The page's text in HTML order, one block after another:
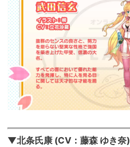
▼北条氏康 (CV：藤森 ゆき奈)